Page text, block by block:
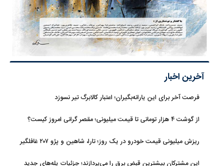
آخرین اخبار
فرصت آخر برای این یارانه‌بگیران؛ اعتبار کالابرگ تیر نسوزد
از گوشت ۴ هزار تومانی تا قیمت میلیونی؛ مقصر گرانی امروز کیست؟
ریزش میلیونی قیمت خودرو در یک روز؛ تارا، شاهین و پژو ۲۰۷ غافلگیر
این مشترکان بیشترین قبض برق را می‌پردازند؛ جزئیات پله‌های جدید